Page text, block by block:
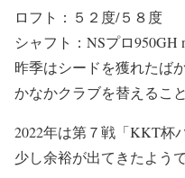
ロフト：５２度/５８度
シャフト：NSプロ950GH
昨季はシードを獲れたば
かなかクラブを替えるこ
2022年は第７戦「KKT杯
少し余裕が出てきたようで